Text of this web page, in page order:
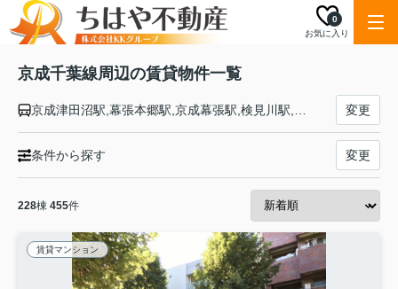
お気に入り
0
京成千葉線周辺の賃貸物件一覧
変更
条件から探す 変更
228棟 455件
賃貸マンション